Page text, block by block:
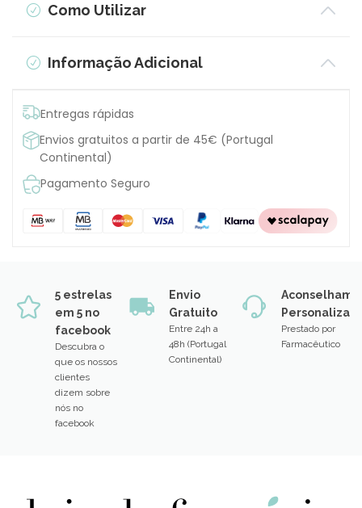
Como Utilizar
Informação Adicional
Entregas rápidas
Envios gratuitos a partir de 45€ (Portugal
Continental)
Pagamento Seguro
5 estrelas
em 5 no
facebook
Descubra o
que os nossos
clientes
dizem sobre
nós no
facebook
Envio
Gratuito
Entre 24h a
48h (Portugal
Continental)
Prestado por
Farmacêutico